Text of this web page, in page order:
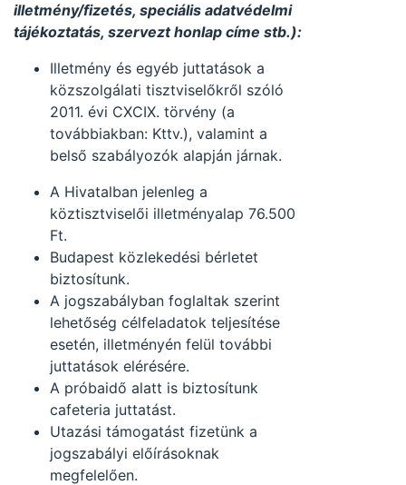
illetmény/fizetés, speciális adatvédelmi
tájékoztatás, szervezt honlap címe stb.):
Illetmény és egyéb juttatások a
közszolgálati tisztviselőkről szóló
2011. évi CXCIX. törvény (a
továbbiakban: Kttv.), valamint a
belső szabályozók alapján járnak.
A Hivatalban jelenleg a
köztisztviselői illetményalap 76.500
Ft.
Budapest közlekedési bérletet
biztosítunk.
A jogszabályban foglaltak szerint
lehetőség célfeladatok teljesítése
esetén, illetményén felül további
juttatások elérésére.
A próbaidő alatt is biztosítunk
cafeteria juttatást.
Utazási támogatást fizetünk a
jogszabályi előírásoknak
megfelelően.